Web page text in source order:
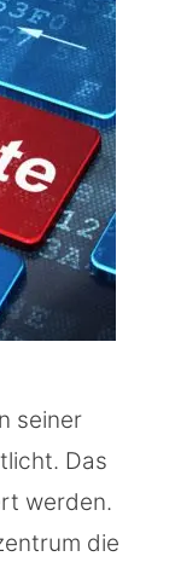
seiner
Das
werden.
die